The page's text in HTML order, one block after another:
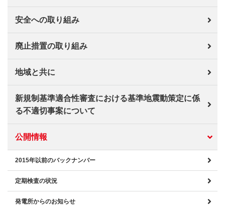
安全への取り組み
廃止措置の取り組み
地域と共に
新規制基準適合性審査における基準地震動策定に係
る不適切事案について
公開情報
2015年以前のバックナンバー
定期検査の状況
発電所からのお知らせ